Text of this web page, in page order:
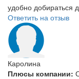
удобно добираться
Ответить на отзыв
Каролина
Плюсы компании: